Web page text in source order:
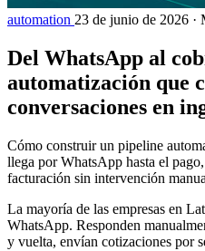
automation 23 de junio de 2026 ·
Del WhatsApp al
automatización que
conversaciones en
Cómo construir un pipeline
llega por WhatsApp hasta el
facturación sin intervención
La mayoría de las empresas en
WhatsApp. Responden
y vuelta, envían cotizaciones por